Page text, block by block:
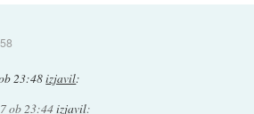
23:48izjavil:
ob 23:44izjavil: